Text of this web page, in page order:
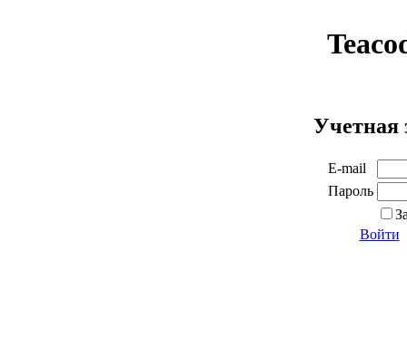
Учетная
E-mail
Пароль
Войти